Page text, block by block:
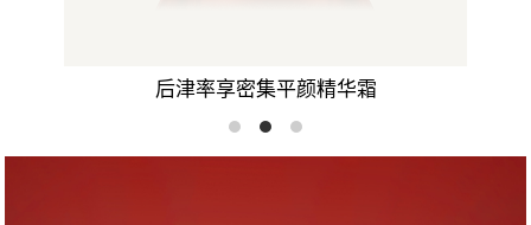
津率享平颜眼膏